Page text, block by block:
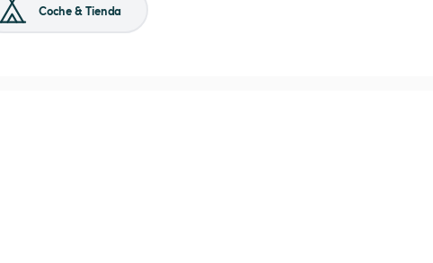
Coche & Tienda